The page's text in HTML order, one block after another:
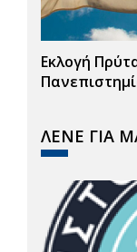
Εκλογή
ΛΕΝΕ ΓΙΑ